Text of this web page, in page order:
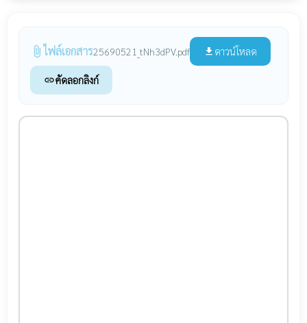
attach_file ไฟล์เอกสาร25690521_tNh3dPV.pdf file_download ดาวน์โหลด
linkคัดลอกลิงก์